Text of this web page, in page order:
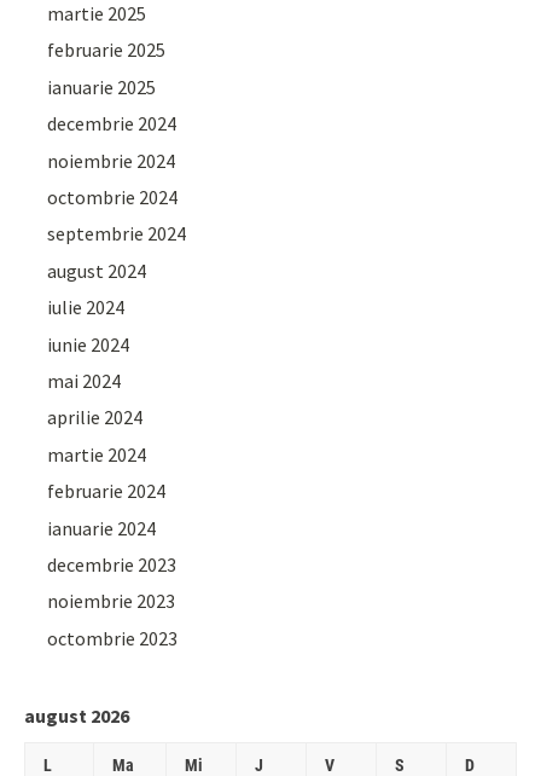
martie 2025
februarie 2025
ianuarie 2025
decembrie 2024
noiembrie 2024
octombrie 2024
septembrie 2024
august 2024
iulie 2024
iunie 2024
mai 2024
aprilie 2024
martie 2024
februarie 2024
ianuarie 2024
decembrie 2023
noiembrie 2023
octombrie 2023
august 2026
L Ma Mi J V S D